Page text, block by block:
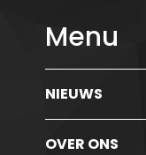
Menu
NIEUWS
OVER ONS